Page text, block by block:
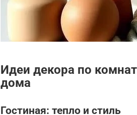
Идеи декора по
дома
Гостиная: тепло и стиль